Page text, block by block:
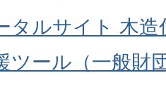
タルサイト 木
ツール（一般財